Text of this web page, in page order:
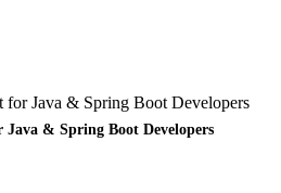
& Spring Boot Developers